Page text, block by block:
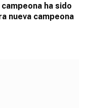
ha sido
nueva campeona